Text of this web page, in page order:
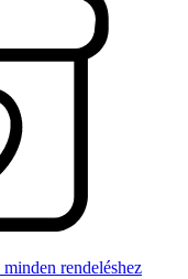
minden rendeléshez